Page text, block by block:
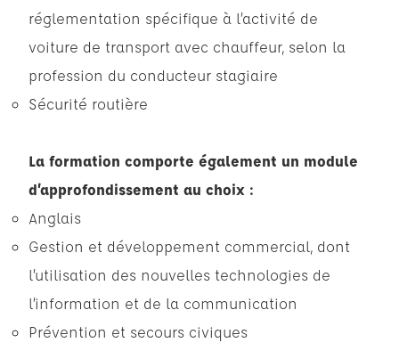
réglementation spécifique à l’activité de
voiture de transport avec chauffeur, selon la
profession du conducteur stagiaire
Sécurité routière
La formation comporte également un module
d’approfondissement au choix :
Anglais
Gestion et développement commercial, dont
l’utilisation des nouvelles technologies de
l’information et de la communication
Prévention et secours civiques